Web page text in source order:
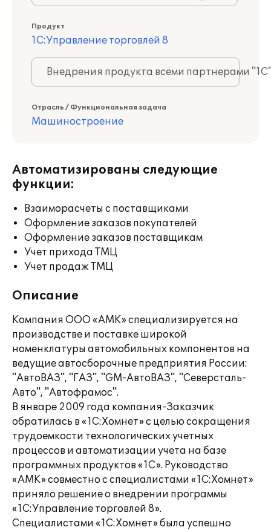
Продукт
1С:Управление торговлей 8
Внедрения продукта всеми партнерами
Отрасль / Функциональная задача
Машиностроение
Автоматизированы следующие
функции:
Взаиморасчеты с поставщиками
Оформление заказов покупателей
Оформление заказов поставщикам
Учет прихода ТМЦ
Учет продаж ТМЦ
Описание
Компания ООО «АМК» специализируется на
производстве и поставке широкой
номенклатуры автомобильных компонентов на
ведущие автосборочные предприятия России:
"АвтоВАЗ", "ГАЗ", "GM-АвтоВАЗ", "Северсталь-
Авто", "Автофрамос".
В январе 2009 года компания-Заказчик
обратилась в «1С:Хомнет» с целью сокращения
трудоемкости технологических учетных
процессов и автоматизации учета на базе
программных продуктов «1С». Руководство
«АМК» совместно с специалистами «1С:Хомнет»
приняло решение о внедрении программы
«1С:Управление торговлей 8».
Специалистами «1С:Хомнет» была успешно